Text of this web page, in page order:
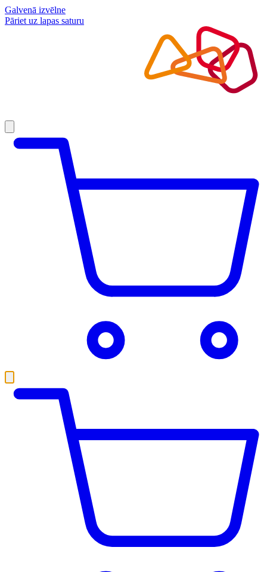
Galvenā izvēlne
Pāriet uz lapas saturu